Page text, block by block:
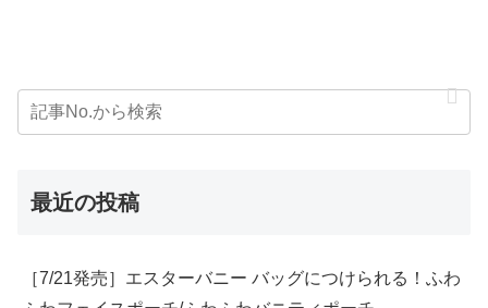
最近の投稿
［7/21発売］エスターバニー バッグにつけられる！ふわ